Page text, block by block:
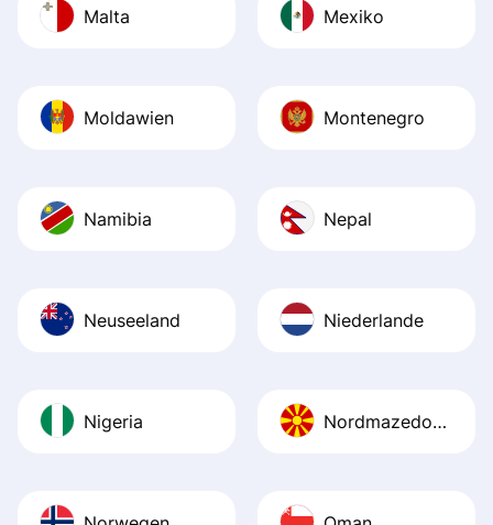
Malta Mexiko
Moldawien Montenegro
Namibia Nepal
Neuseeland Niederlande
Nigeria Nordmazedonien